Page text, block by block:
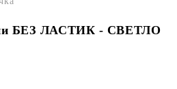
БЕЗ ЛАСТИК - СВЕТЛО